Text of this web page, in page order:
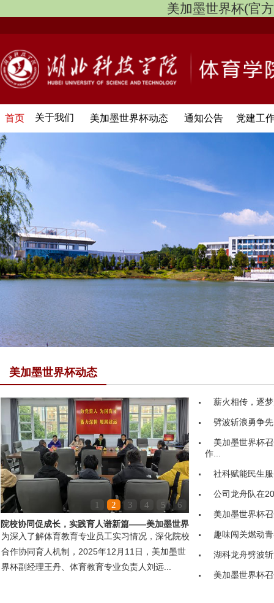
美加墨世界杯(官
首页 关于我们 美加墨世界杯动态 通知公告 党建工
美加墨世界杯动态
1 2 3 4 5
6
院校协同促成长，实践育人谱新篇——美加墨世界
杯领导赴嘉鱼县第...
为深入了解体育教育专业员工实习情况，深化院校
合作协同育人机制，2025年12月11日，美加墨世
界杯副经理王丹、体育教育专业负责人刘远...
薪火相传，逐
劈波斩浪勇争
美加墨世界杯
作...
社科赋能民生
公司龙舟队在
美加墨世界杯
趣味闯关燃动
湖科龙舟劈波
美加墨世界杯